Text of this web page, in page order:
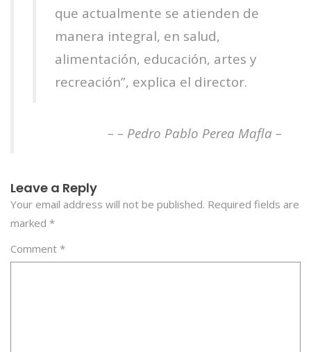
que actualmente se atienden de
manera integral, en salud,
alimentación, educación, artes y
recreación”, explica el director.
– – Pedro Pablo Perea Mafla –
Leave a Reply
Your email address will not be published. Required fields are
marked *
Comment *